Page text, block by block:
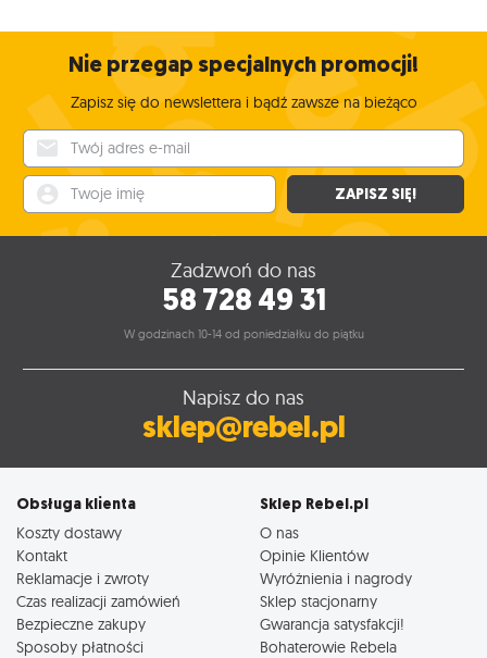
Nie przegap specjalnych promocji!
Zapisz się do newslettera i bądź zawsze na bieżąco
ZAPISZ SIĘ!
Zadzwoń do nas
58 728 49 31
W godzinach 10-14 od poniedziałku do piątku
Napisz do nas
sklep@rebel.pl
Obsługa klienta
Koszty dostawy
Kontakt
Reklamacje i zwroty
Czas realizacji zamówień
Bezpieczne zakupy
Sposoby płatności
Sklep Rebel.pl
O nas
Opinie Klientów
Wyróżnienia i nagrody
Sklep stacjonarny
Gwarancja satysfakcji!
Bohaterowie Rebela